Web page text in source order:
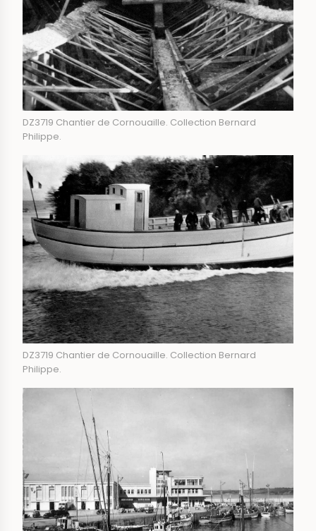
DZ3719 Chantier de Cornouaille. Collection Bernard
Philippe.
DZ3719 Chantier de Cornouaille. Collection Bernard
Philippe.